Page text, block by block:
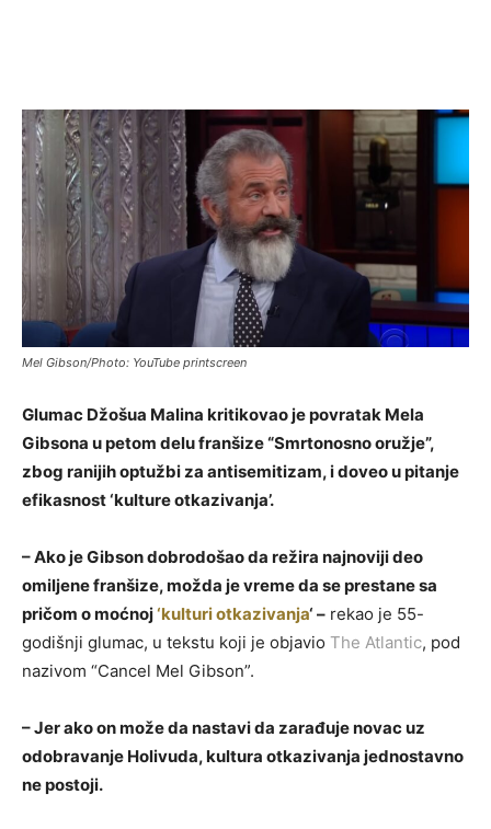
Mel Gibson/Photo: YouTube printscreen
Glumac Džošua Malina kritikovao je povratak Mela
Gibsona u petom delu franšize “Smrtonosno oružje”,
zbog ranijih optužbi za antisemitizam, i doveo u pitanje
efikasnost ‘kulture otkazivanja’.
– Ako je Gibson dobrodošao da režira najnoviji deo
omiljene franšize, možda je vreme da se prestane sa
pričom o moćnoj‘kulturi otkazivanja‘ – rekao je 55-
godišnji glumac, u tekstu koji je objavio The Atlantic, pod
nazivom “Cancel Mel Gibson”.
– Jer ako on može da nastavi da zarađuje novac uz
odobravanje Holivuda, kultura otkazivanja jednostavno
ne postoji.